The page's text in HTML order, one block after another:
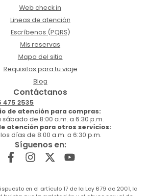
Web check in
Lineas de atención
Escríbenos (PQRS)
Mis reservas
Mapa del sitio
Requisitos para tu viaje
Blog
Contáctanos
475 2535
de atención para compras:
sábado de 8:00 a.m. a 6:30 p.m.
atención para otros servicios:
días de 8:00 a.m. a 6:30 p.m.
Síguenos en:
en el artículo 17 de la Ley 679 de 2001, la